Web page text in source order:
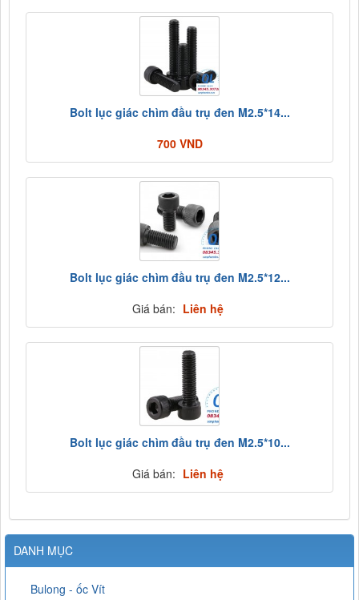
Bolt lục giác chìm đầu trụ đen M2.5*14...
700 VND
Bolt lục giác chìm đầu trụ đen M2.5*12...
Giá bán: Liên hệ
Bolt lục giác chìm đầu trụ đen M2.5*10...
Giá bán: Liên hệ
DANH MỤC
Bulong - ốc Vít